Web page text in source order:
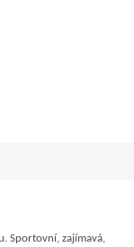
Sportovní, zajímavá,